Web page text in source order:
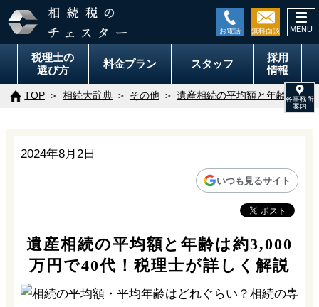
税理士の
選び方
料金プラン スタッフ
採用
情報
TOP 相続大辞典 その他 遺産相続の平均額と年齢は約
2024年8月2日
いつも見るサイト
遺産相続の平均額と年齢は約3,000
万円で40代！税理士が詳しく解説